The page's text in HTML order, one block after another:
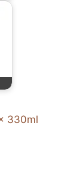
330ml